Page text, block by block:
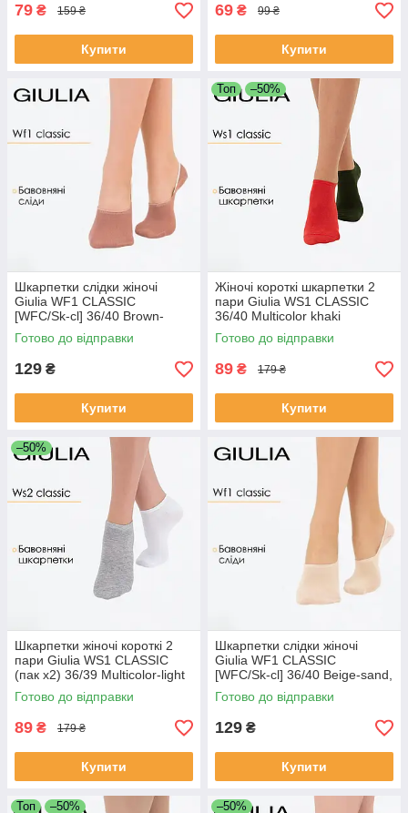
79 ₴ 159 ₴
Купити
69 ₴ 99 ₴
Купити
Шкарпетки слідки жіночі
Giulia WF1 CLASSIC
[WFC/Sk-cl] 36/40 Brown-
mocha mousse, бавовняні
сліди, низька посадка
Готово до відправки
129 ₴
Купити
Топ –50%
Жіночі короткі шкарпетки 2
пари Giulia WS1 CLASSIC
36/40 Multicolor khaki
ceramite низькі шкарпетки
Джулія класичні
Готово до відправки
89 ₴ 179 ₴
Купити
–50%
Шкарпетки жіночі короткі 2
пари Giulia WS1 CLASSIC
(пак х2) 36/39 Multicolor-light
grey melange/white,
бавовняні повсякденні
Готово до відправки
89 ₴ 179 ₴
Купити
Шкарпетки слідки жіночі
Giulia WF1 CLASSIC
[WFC/Sk-cl] 36/40 Beige-sand,
бавовняні сліди, низька
посадка
Готово до відправки
129 ₴
Купити
Топ –50% –50%